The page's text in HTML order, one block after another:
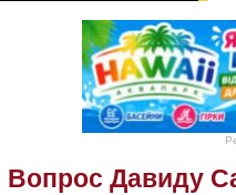
Вопрос Давиду